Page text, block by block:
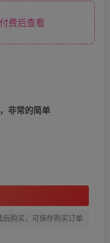
费后查看
非常的简单
购买，可保存购买订单